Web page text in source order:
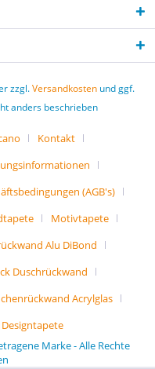
zzgl.Versandkosten und ggf.
anders beschrieben
Kontakt
(AGB's)
Motivtapete
Alu DiBond
Duschrückwand
Acrylglas
Designtapete
Marke - Alle Rechte